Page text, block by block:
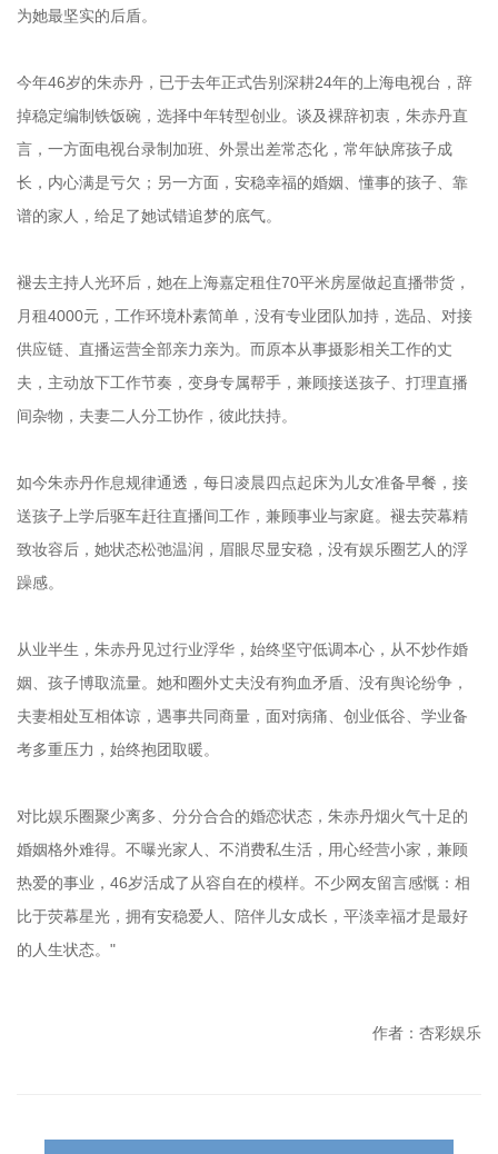
为她最坚实的后盾。
今年46岁的朱赤丹，已于去年正式告别深耕24年的上海电视台，辞
掉稳定编制铁饭碗，选择中年转型创业。谈及裸辞初衷，朱赤丹直
言，一方面电视台录制加班、外景出差常态化，常年缺席孩子成
长，内心满是亏欠；另一方面，安稳幸福的婚姻、懂事的孩子、靠
谱的家人，给足了她试错追梦的底气。
褪去主持人光环后，她在上海嘉定租住70平米房屋做起直播带货，
月租4000元，工作环境朴素简单，没有专业团队加持，选品、对接
供应链、直播运营全部亲力亲为。而原本从事摄影相关工作的丈
夫，主动放下工作节奏，变身专属帮手，兼顾接送孩子、打理直播
间杂物，夫妻二人分工协作，彼此扶持。
如今朱赤丹作息规律通透，每日凌晨四点起床为儿女准备早餐，接
送孩子上学后驱车赶往直播间工作，兼顾事业与家庭。褪去荧幕精
致妆容后，她状态松弛温润，眉眼尽显安稳，没有娱乐圈艺人的浮
躁感。
从业半生，朱赤丹见过行业浮华，始终坚守低调本心，从不炒作婚
姻、孩子博取流量。她和圈外丈夫没有狗血矛盾、没有舆论纷争，
夫妻相处互相体谅，遇事共同商量，面对病痛、创业低谷、学业备
考多重压力，始终抱团取暖。
对比娱乐圈聚少离多、分分合合的婚恋状态，朱赤丹烟火气十足的
婚姻格外难得。不曝光家人、不消费私生活，用心经营小家，兼顾
热爱的事业，46岁活成了从容自在的模样。不少网友留言感慨：相
比于荧幕星光，拥有安稳爱人、陪伴儿女成长，平淡幸福才是最好
的人生状态。"
作者：杏彩娱乐